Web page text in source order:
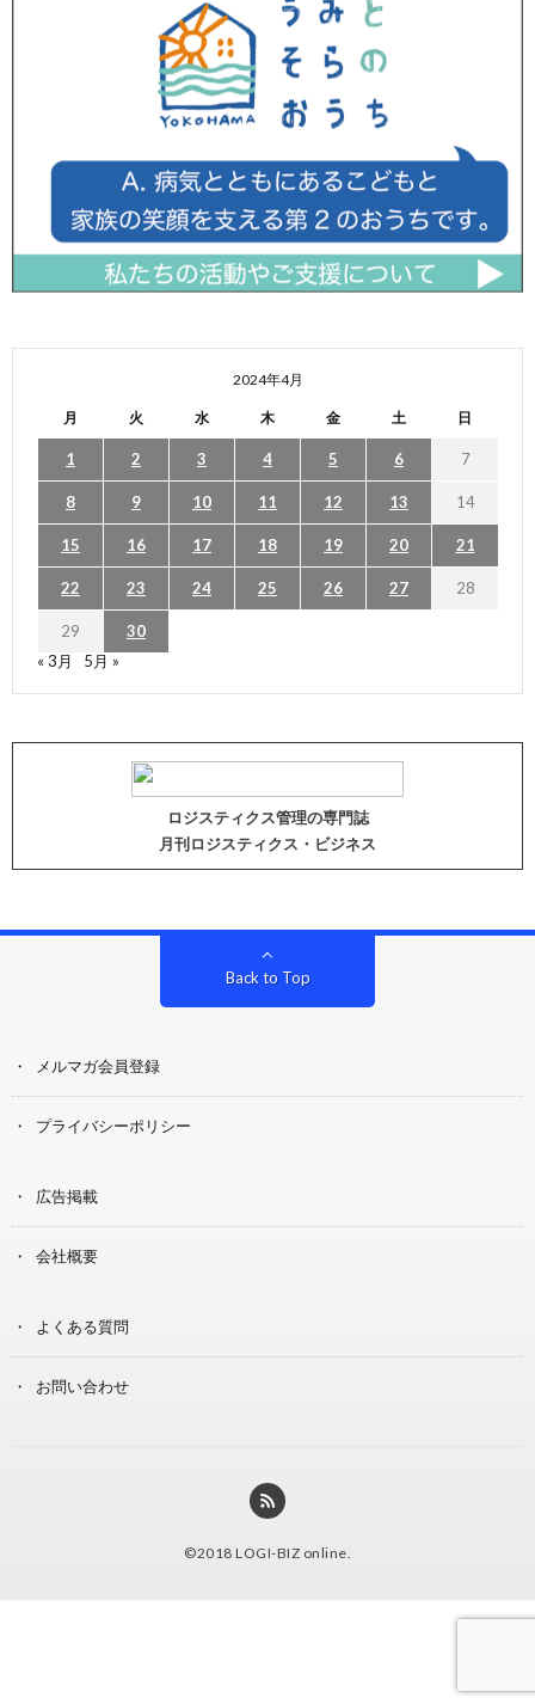
2024年4月
月 火 水 木 金 土 日
1 2 3 4 5 6 7
8 9 10 11 12 13 14
15 16 17 18 19 20 21
22 23 24 25 26 27 28
29
30
« 3月
5月 »
ロジスティクス管理の専門誌
月刊ロジスティクス・ビジネス
Back to Top
メルマガ会員登録
プライバシーポリシー
広告掲載
会社概要
よくある質問
お問い合わせ
©2018 LOGI-BIZ online.